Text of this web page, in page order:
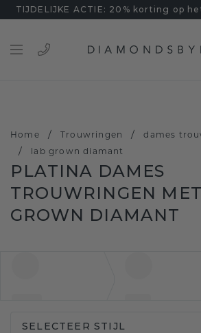
TIJDELIJKE ACTIE: 20% korting op
Home / Trouwringen / dames
/ lab grown diamant
PLATINA DAMES
TROUWRINGEN
GROWN DIAMANT
SELECTEER STIJL